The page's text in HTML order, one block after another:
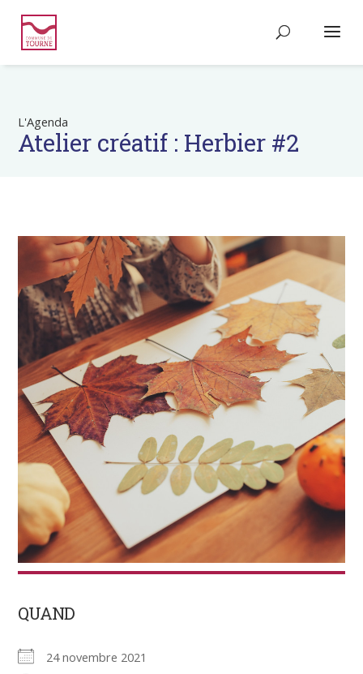
L'Agenda
Atelier créatif : Herbier #2
QUAND
24 novembre 2021